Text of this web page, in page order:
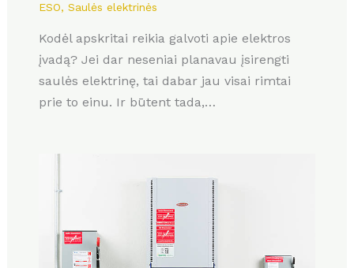
ESO, Saulės elektrinės
Kodėl apskritai reikia galvoti apie elektros
įvadą? Jei dar neseniai planavau įsirengti
saulės elektrinę, tai dabar jau visai rimtai
prie to einu. Ir būtent tada,…